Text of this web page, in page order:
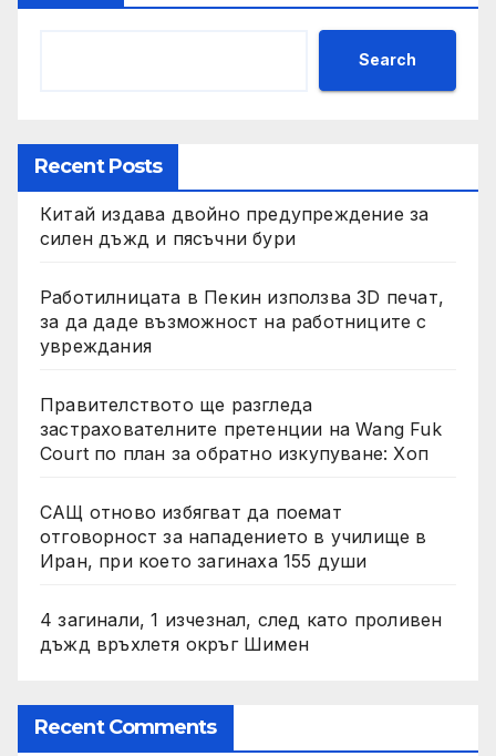
Search
Recent Posts
Китай издава двойно предупреждение за
силен дъжд и пясъчни бури
Работилницата в Пекин използва 3D печат,
за да даде възможност на работниците с
увреждания
Правителството ще разгледа
застрахователните претенции на Wang Fuk
Court по план за обратно изкупуване: Хоп
САЩ отново избягват да поемат
отговорност за нападението в училище в
Иран, при което загинаха 155 души
4 загинали, 1 изчезнал, след като проливен
дъжд връхлетя окръг Шимен
Recent Comments